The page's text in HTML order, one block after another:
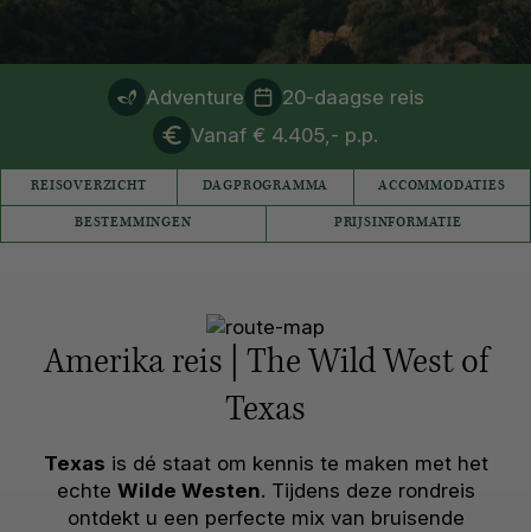
Adventure
20-daagse reis
Vanaf € 4.405,- p.p.
REISOVERZICHT DAGPROGRAMMA ACCOMMODATIES
BESTEMMINGEN PRIJSINFORMATIE
Amerika reis | The Wild West of
Texas
Texas is dé staat om kennis te maken met het
echte Wilde Westen. Tijdens deze rondreis
ontdekt u een perfecte mix van bruisende